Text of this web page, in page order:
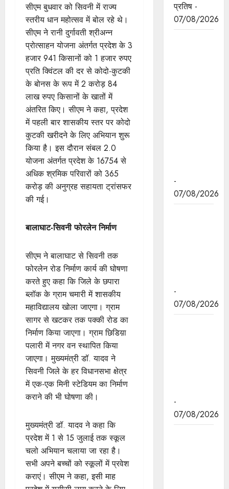
सीएम बुधवार को सिवनी में राज्य
स्तरीय धान महोत्सव में बोल रहे थे।
सीएम ने रानी दुर्गावती श्रीअन्न
प्रोत्साहन योजना अंतर्गत प्रदेश के 3
हजार 941 किसानों को 1 हजार रुपए
प्रति क्विंटल की दर से कोदो-कुटकी
के बोनस के रूप में 2 करोड़ 84
लाख रुपए किसानों के खातों में
अंतरित किए। सीएम ने कहा, प्रदेश
में पहली बार शासकीय स्तर पर कोदो
कुटकी खरीदने के लिए अभियान शुरू
किया है। इस दौरान संबल 2.0
योजना अंतर्गत प्रदेश के 16754 से
अधिक श्रमिक परिवारों को 365
करोड़ की अनुग्रह सहायता ट्रांसफर
की गई।
बालाघाट-सिवनी फोरलेन निर्माण
सीएम ने बालाघाट से सिवनी तक
फोरलेन रोड निर्माण कार्य की घोषणा
करते हुए कहा कि जिले के छपारा
ब्लॉक के ग्राम चमारी में शासकीय
महाविद्यालय खोला जाएगा। ग्राम
सागर से खटकर तक पक्की रोड का
निर्माण किया जाएगा। ग्राम छिडिय़ा
पलारी में नगर वन स्थापित किया
जाएगा। मुख्यमंत्री डॉ. यादव ने
सिवनी जिले के हर विधानसभा क्षेत्र
में एक-एक मिनी स्टेडियम का निर्माण
कराने की भी घोषणा की।
मुख्यमंत्री डॉ. यादव ने कहा कि
प्रदेश में 1 से 15 जुलाई तक स्कूल
चलो अभियान चलाया जा रहा है।
सभी अपने बच्चों को स्कूलों में प्रवेश
कराएं। सीएम ने कहा, इसी माह
प्रतिष -
07/08/2026
-
07/08/2026
-
07/08/2026
-
07/08/2026